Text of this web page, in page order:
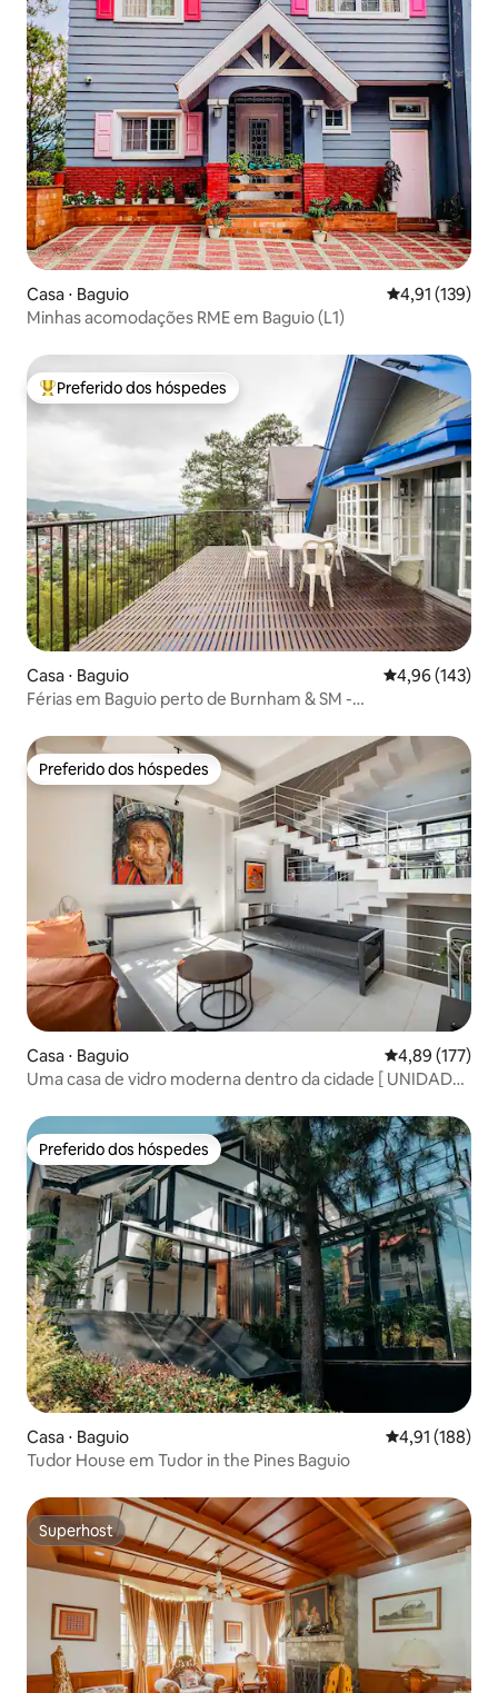
Casa ⋅ Baguio 4,91 de uma
4,91 (139)
Minhas acomodações RME em Baguio (L1)
Entre os melhores preferidos dos hóspedes
Preferido dos hóspedes
Casa ⋅ Baguio 4,96 de uma
4,96 (143)
Férias em Baguio perto de Burnham & SM -
Preferido dos hóspedes
Preferido dos hóspedes
Casa ⋅ Baguio 4,89 de uma
4,89 (177)
Uma casa de vidro moderna dentro da cidade [ UNIDADE
Preferido dos hóspedes
Preferido dos hóspedes
Casa ⋅ Baguio 4,91 de uma
4,91 (188)
Tudor House em Tudor in the Pines Baguio
Superhost
Superhost